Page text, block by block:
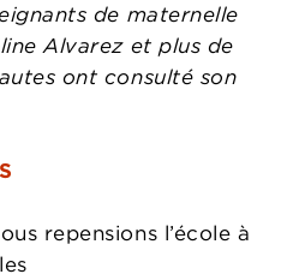
de maternelle
Alvarez et plus de
ont consulté son
repensions l’école à